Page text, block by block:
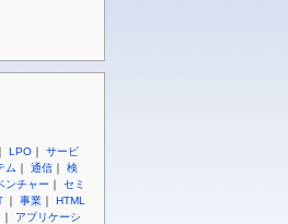
｜ LPO ｜ サービ
ム ｜ 通信 ｜ 検
ンチャー ｜ セミ
｜ 事業 ｜ HTML
｜ アプリケーシ